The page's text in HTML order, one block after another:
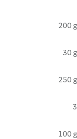
200 g
30 g
250 g
3
100 g